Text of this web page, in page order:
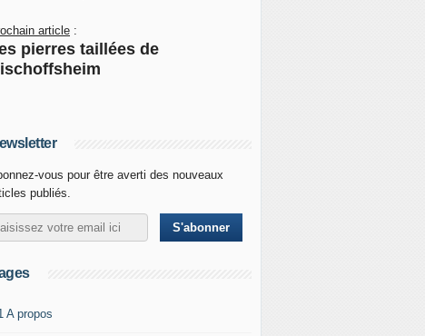
article :
pierres taillées de
vous pour être averti des nouveaux
publiés.
A propos